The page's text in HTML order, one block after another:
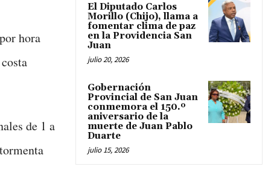
hora
de 1 a
El Diputado Carlos
Morillo (Chijo), llama a
fomentar clima de paz
en la Providencia San
Juan
julio 20, 2026
Gobernación
Provincial de San Juan
conmemora el 150.º
aniversario de la
muerte de Juan Pablo
Duarte
julio 15, 2026